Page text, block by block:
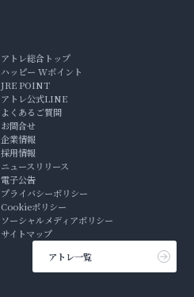
アトレ総合トップ
ハッピー Wポイント
JRE POINT
アトレ公式LINE
よくあるご質問
お問合せ
企業情報
採用情報
ニュースリリース
電子公告
プライバシーポリシー
Cookieポリシー
ソーシャルメディアポリシー
サイトマップ
アトレ一覧